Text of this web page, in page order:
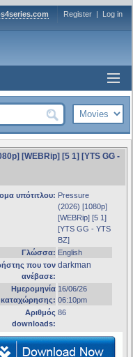
Register | Log in
[WEBRip] [5 1] [YTS GG -
υπότιτλου: Pressure
(2026) [1080p]
[WEBRip] [5 1]
[YTS GG - YTS
BZ]
Γλώσσα: English
που τον
ανέβασε:
darkman
Ημερομηνία
καταχώρησης:
16/06/26
06:10pm
Αριθμός
downloads:
86